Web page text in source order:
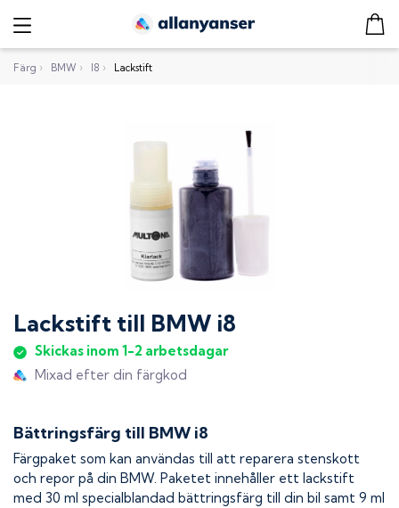
Färg › BMW › I8 › Lackstift
Lackstift till BMW i8
Skickas inom 1-2 arbetsdagar
Mixad efter din färgkod
Bättringsfärg till BMW i8
Färgpaket som kan användas till att reparera stenskott
och repor på din BMW. Paketet innehåller ett lackstift
med 30 ml specialblandad bättringsfärg till din bil samt 9 ml